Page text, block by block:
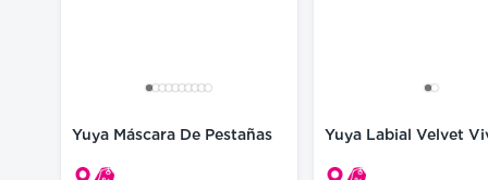
Yuya Máscara De Pestañas Yuya Labial Velvet